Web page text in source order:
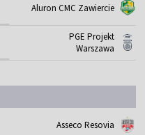
Aluron CMC Zawiercie
PGE Projekt
Warszawa
Asseco Resovia